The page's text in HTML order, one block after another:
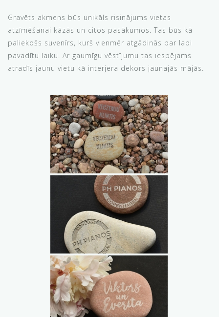
Gravēts akmens būs unikāls risinājums vietas
atzīmēšanai kāzās un citos pasākumos. Tas būs kā
paliekošs suvenīrs, kurš vienmēr atgādinās par labi
pavadītu laiku. Ar gaumīgu vēstījumu tas iespējams
atradīs jaunu vietu kā interjera dekors jaunajās mājās.